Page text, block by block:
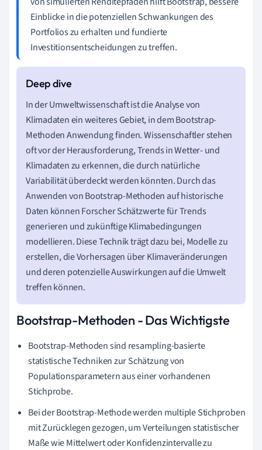
Einblicke in die potenziellen Schwankungen des
Portfolios zu erhalten und fundierte
Investitionsentscheidungen zu treffen.
In der Umweltwissenschaft ist die Analyse von
Klimadaten ein weiteres Gebiet, in dem Bootstrap-
Methoden Anwendung finden. Wissenschaftler stehen
oft vor der Herausforderung, Trends in Wetter- und
Klimadaten zu erkennen, die durch natürliche
Variabilität überdeckt werden könnten. Durch das
Anwenden von Bootstrap-Methoden auf historische
Daten können Forscher Schätzwerte für Trends
generieren und zukünftige Klimabedingungen
modellieren. Diese Technik trägt dazu bei, Modelle zu
erstellen, die Vorhersagen über Klimaveränderungen
und deren potenzielle Auswirkungen auf die Umwelt
treffen können.
Bootstrap-Methoden - Das Wichtigste
Bootstrap-Methoden sind resampling-basierte
statistische Techniken zur Schätzung von
Populationsparametern aus einer vorhandenen
Stichprobe.
Bei der Bootstrap-Methode werden multiple Stichproben
mit Zurücklegen gezogen, um Verteilungen statistischer
Maße wie Mittelwert oder Konfidenzintervalle zu